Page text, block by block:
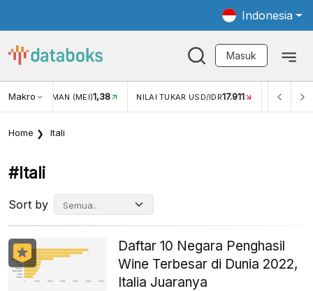
Indonesia
Masuk
MakroWISMAN (MEI)1,38 NILAI TUKAR USD/IDR17.911 INFLASI
Home Itali
#itali
Sort by
Daftar 10 Negara Penghasil
Wine Terbesar di Dunia 2022,
Italia Juaranya